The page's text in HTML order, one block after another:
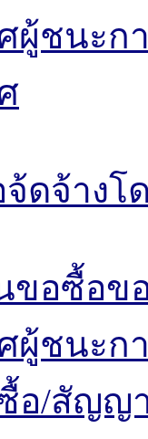
ผู้ชนะก
ดจ้างโ
ขอซื้อข
ผู้ชนะก
อ/สัญญ